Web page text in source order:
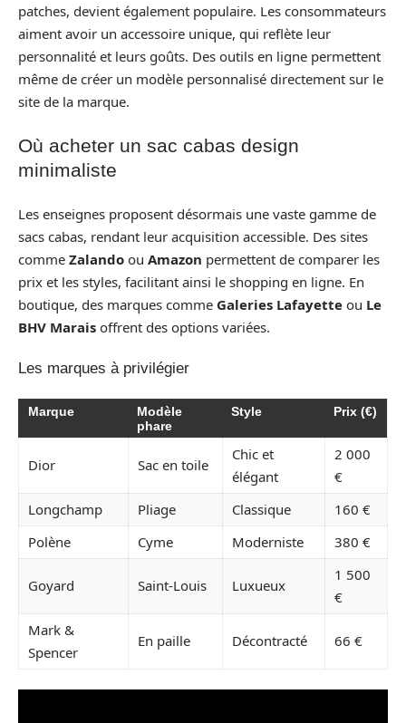
patches, devient également populaire. Les consommateurs
aiment avoir un accessoire unique, qui reflète leur
personnalité et leurs goûts. Des outils en ligne permettent
même de créer un modèle personnalisé directement sur le
site de la marque.
Où acheter un sac cabas design
minimaliste
Les enseignes proposent désormais une vaste gamme de
sacs cabas, rendant leur acquisition accessible. Des sites
comme Zalando ou Amazon permettent de comparer les
prix et les styles, facilitant ainsi le shopping en ligne. En
boutique, des marques comme Galeries Lafayette ou Le
BHV Marais offrent des options variées.
Les marques à privilégier
Marque
Modèle
phare
Style Prix (€)
Dior Sac en toile
Chic et
élégant
2 000
€
Longchamp
Pliage Classique
160 €
Polène
Cyme Moderniste 380 €
Goyard Saint-Louis Luxueux
1 500
€
Mark &
Spencer
En paille Décontracté 66 €